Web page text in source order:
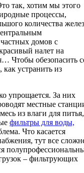
так, хотим мы этого
процессы,
количества
домов с
налет на
Чтобы обезопасить
как устранить из
упрощается. За них
местные
из влаги для питья,
фильтры для воды,
Что касается
тут все
– фильтрующих